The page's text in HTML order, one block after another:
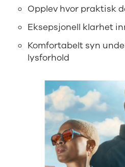
Opplev hvor praktisk
Eksepsjonell klarhet
Komfortabelt syn
lysforhold